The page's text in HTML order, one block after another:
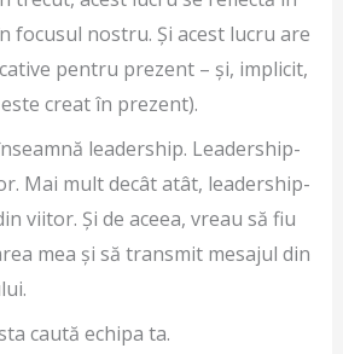
focusul nostru. Și acest lucru are
pentru prezent – și, implicit,
creat în prezent).
leadership. Leadership-
Mai mult decât atât, leadership-
viitor. Și de aceea, vreau să fiu
mea și să transmit mesajul din
caută echipa ta.